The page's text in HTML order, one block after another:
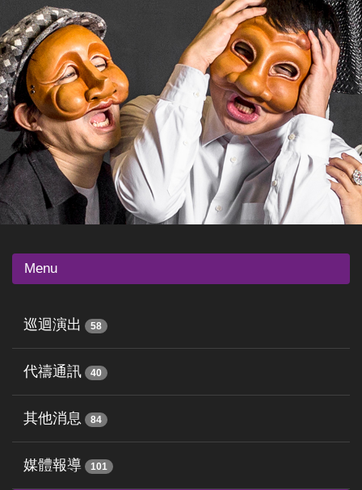
Menu
巡迴演出 58
代禱通訊 40
其他消息 84
媒體報導 101